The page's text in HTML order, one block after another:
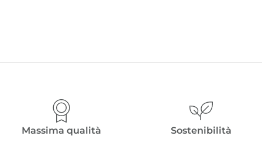
Massima qualità Sostenibilità